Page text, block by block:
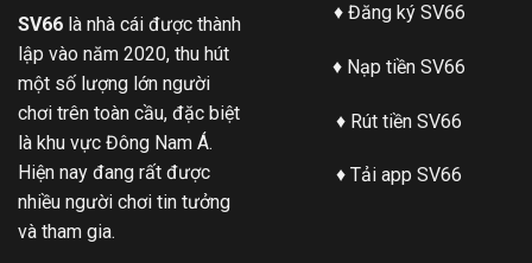
SV66 là nhà cái được thành
lập vào năm 2020, thu hút
một số lượng lớn người
chơi trên toàn cầu, đặc biệt
là khu vực Đông Nam Á.
Hiện nay đang rất được
nhiều người chơi tin tưởng
và tham gia.
♦ Đăng ký SV66
♦ Nạp tiền SV66
♦ Rút tiền SV66
♦ Tải app SV66